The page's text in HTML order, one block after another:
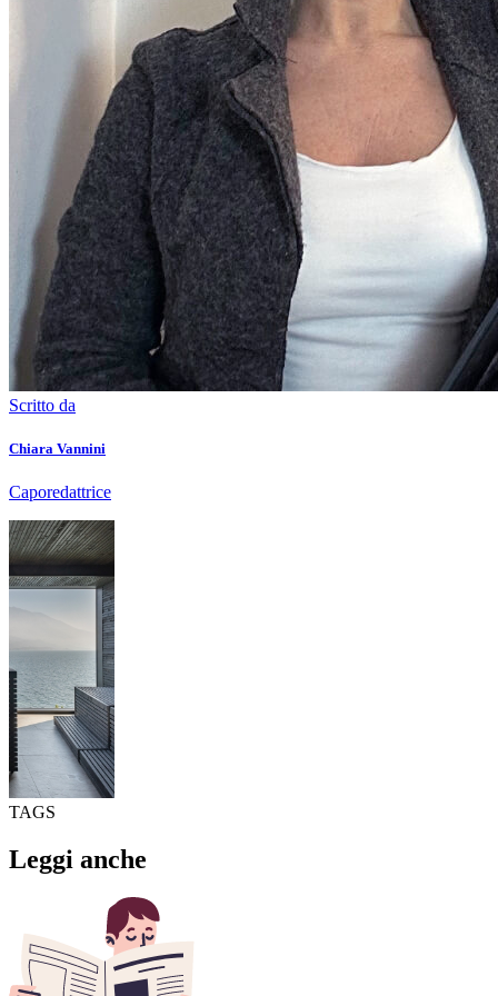
Scritto da
Chiara Vannini
Caporedattrice
TAGS
Leggi anche